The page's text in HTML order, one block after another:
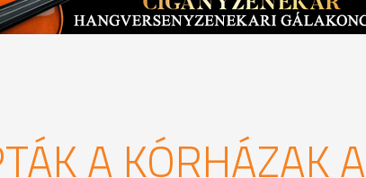
A KÓRHÁZAK A